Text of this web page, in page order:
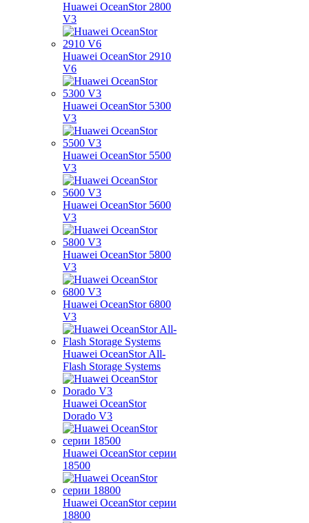
Huawei OceanStor 2800
V3
Huawei OceanStor 2910
V6
Huawei OceanStor 5300
V3
Huawei OceanStor 5500
V3
Huawei OceanStor 5600
V3
Huawei OceanStor 5800
V3
Huawei OceanStor 6800
V3
Huawei OceanStor All-
Flash Storage Systems
Huawei OceanStor
Dorado V3
Huawei OceanStor серии
18500
Huawei OceanStor серии
18800